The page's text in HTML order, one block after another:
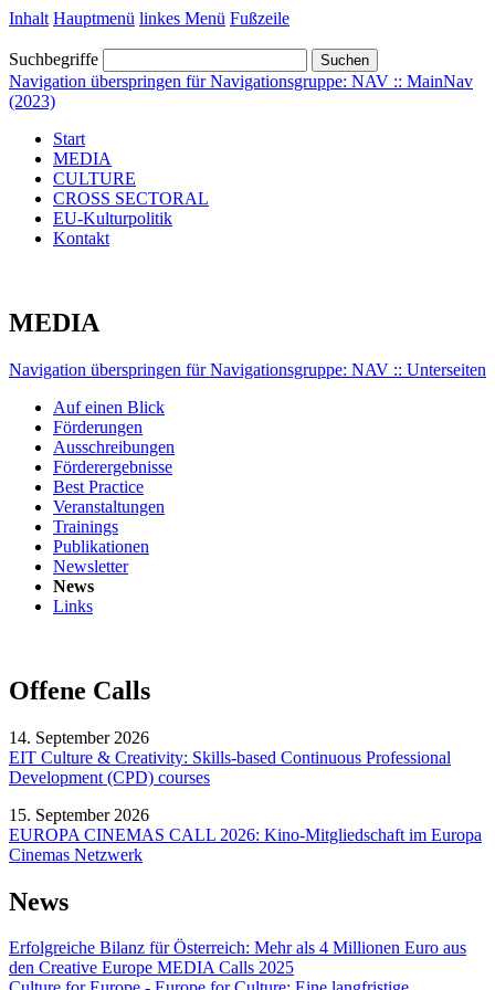
Inhalt Hauptmenü linkes Menü Fußzeile
Suchbegriffe Suchen
Navigation überspringen für Navigationsgruppe: NAV :: MainNav
(2023)
Start
MEDIA
CULTURE
CROSS SECTORAL
EU-Kulturpolitik
Kontakt
MEDIA
Navigation überspringen für Navigationsgruppe: NAV :: Unterseiten
Auf einen Blick
Förderungen
Ausschreibungen
Förderergebnisse
Best Practice
Veranstaltungen
Trainings
Publikationen
Newsletter
News
Links
Offene Calls
14. September 2026
EIT Culture & Creativity: Skills-based Continuous Professional
Development (CPD) courses
15. September 2026
EUROPA CINEMAS CALL 2026: Kino-Mitgliedschaft im Europa
Cinemas Netzwerk
News
Erfolgreiche Bilanz für Österreich: Mehr als 4 Millionen Euro aus
den Creative Europe MEDIA Calls 2025